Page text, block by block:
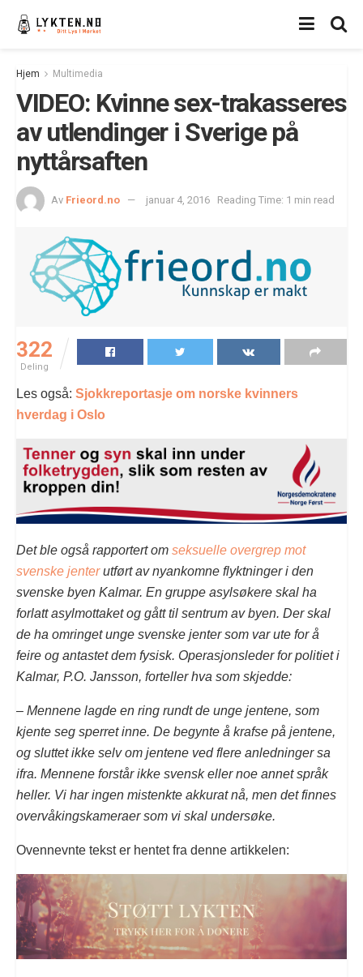
Hjem Multimedia
VIDEO: Kvinne sex-trakasseres
av utlendinger i Sverige på
nyttårsaften
Av Frieord.no januar 4, 2016 Reading Time: 1 min read
322
Deling
Les også: Sjokkreportasje om norske kvinners
hverdag i Oslo
Det ble også rapportert om seksuelle overgrep mot
svenske jenterutført av nyankomne flyktninger i den
svenske byen Kalmar. En gruppe asylsøkere skal ha
forlatt asylmottaket og gått til sentrum av byen. Der skal
de ha omringet unge svenske jenter som var ute for å
feire og antastet dem fysisk. Operasjonsleder for politiet i
Kalmar, P.O. Jansson, forteller hva som skjedde:
– Mennene lagde en ring rundt de unge jentene, som
kjente seg sperret inne. De begynte å krafse på jentene,
og sluttet ikke selv om jentene ved flere anledninger sa
ifra. Mennene forstår ikke svensk eller noe annet språk
heller. Vi har ingen mistenkte akkurat nå, men det finnes
overvåkingskameraer som vi skal undersøke.
Ovennevnte tekst er hentet fra denne artikkelen: